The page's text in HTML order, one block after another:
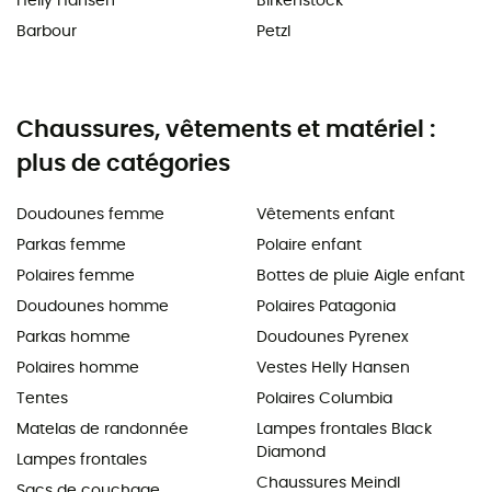
Barbour
Petzl
Chaussures, vêtements et matériel :
plus de catégories
Doudounes femme
Parkas femme
Polaires femme
Doudounes homme
Parkas homme
Polaires homme
Tentes
Matelas de randonnée
Lampes frontales
Vêtements enfant
Polaire enfant
Bottes de pluie Aigle enfant
Polaires Patagonia
Doudounes Pyrenex
Vestes Helly Hansen
Polaires Columbia
Lampes frontales Black
Diamond
Chaussures Meindl